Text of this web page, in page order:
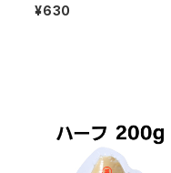
ーフ 150g
¥630